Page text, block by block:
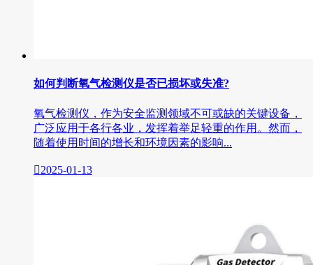
如何判断氧气检测仪是否已损坏或失准?
氧气检测仪，作为安全监测领域不可或缺的关键设备，
广泛应用于各行各业，发挥着举足轻重的作用。然而，
随着使用时间的增长和环境因素的影响...
2025-01-13